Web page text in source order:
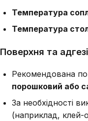
Температура
Температура
Поверхня та
Рекомендована
порошковий або
За необхідності
(наприклад, клей-